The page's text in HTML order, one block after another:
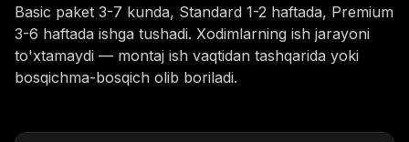
Basic paket 3-7 kunda, Standard 1-2 haftada, Premium
3-6 haftada ishga tushadi. Xodimlarning ish jarayoni
to'xtamaydi — montaj ish vaqtidan tashqarida yoki
bosqichma-bosqich olib boriladi.